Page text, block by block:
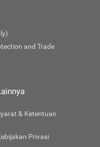
and Trade
& Ketentuan
Privasi